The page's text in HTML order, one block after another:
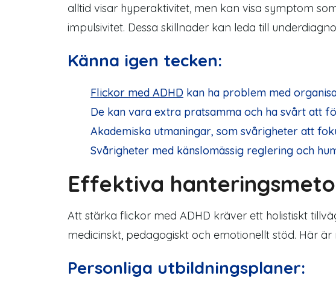
alltid visar hyperaktivitet, men kan visa symptom
impulsivitet. Dessa skillnader kan leda till
Känna igen tecken:
Flickor med ADHD kan ha problem med
De kan vara extra pratsamma och ha svårt att
Akademiska utmaningar, som svårigheter att
Svårigheter med känslomässig reglering och
Effektiva
Att stärka flickor med ADHD kräver ett holistiskt
medicinskt, pedagogiskt och emotionellt stöd. Här
Personliga utbildningsplaner: